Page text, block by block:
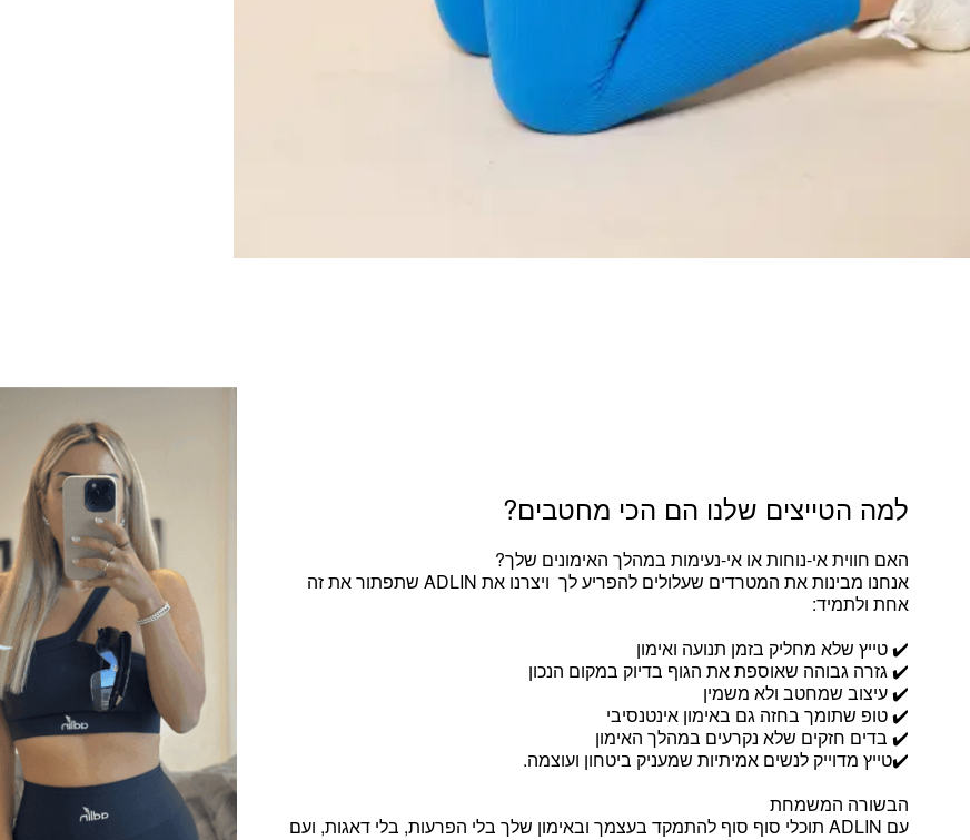
למה הטייצים שלנו הם הכי מחטבים?
האם חווית אי-נוחות או אי-נעימות במהלך האימונים שלך?
אנחנו מבינות את המטרדים שעלולים להפריע לך ויצרנו את ADLIN שתפתור את זה
אחת ולתמיד:
✔️ טייץ שלא מחליק בזמן תנועה ואימון
✔️ גזרה גבוהה שאוספת את הגוף בדיוק במקום הנכון
✔️ עיצוב שמחטב ולא משמין
✔️ טופ שתומך בחזה גם באימון אינטנסיבי
✔️ בדים חזקים שלא נקרעים במהלך האימון
✔️טייץ מדוייק לנשים אמיתיות שמעניק ביטחון ועוצמה.
הבשורה המשמחת
עם ADLIN תוכלי סוף סוף להתמקד בעצמך ובאימון שלך בלי הפרעות, בלי דאגות, ועם